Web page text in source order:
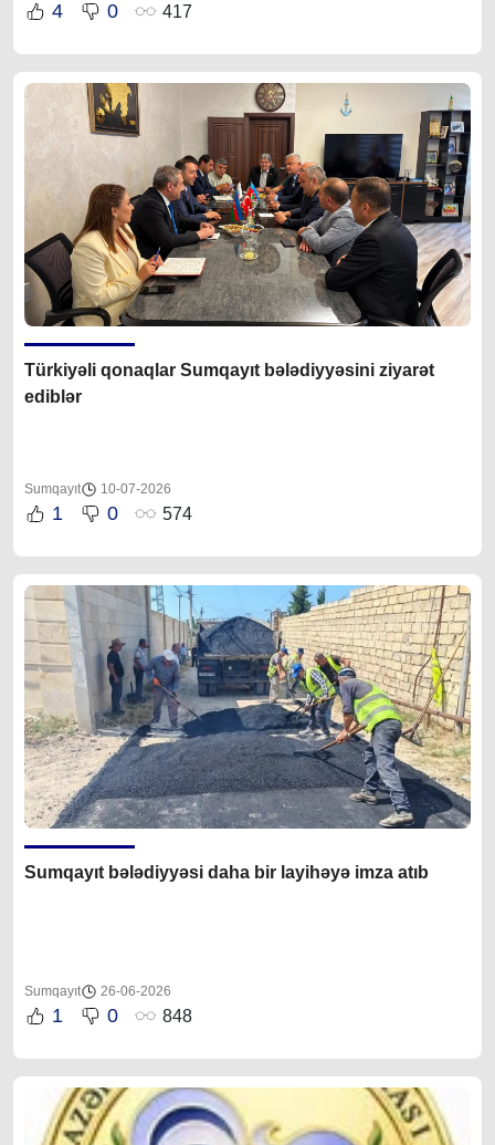
4 0 417
Türkiyəli qonaqlar Sumqayıt bələdiyyəsini ziyarət
ediblər
Sumqayıt 10-07-2026
1 0 574
Sumqayıt bələdiyyəsi daha bir layihəyə imza atıb
Sumqayıt 26-06-2026
1 0 848